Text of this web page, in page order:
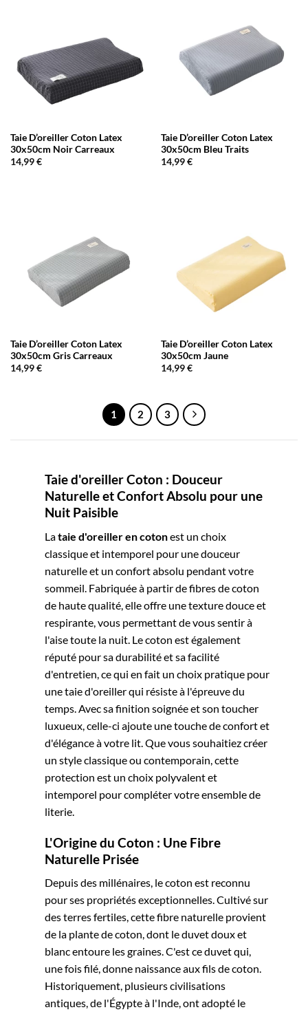
Taie D’oreiller Coton Latex
30x50cm Noir Carreaux
14,99€
Taie D’oreiller Coton Latex
30x50cm Bleu Traits
14,99€
Taie D’oreiller Coton Latex
30x50cm Gris Carreaux
14,99€
Taie D’oreiller Coton Latex
30x50cm Jaune
14,99€
1 2 3
Taie d'oreiller Coton : Douceur
Naturelle et Confort Absolu pour une
Nuit Paisible
Lataie d'oreiller en cotonest un choix
classique et intemporel pour une douceur
naturelle et un confort absolu pendant votre
sommeil. Fabriquée à partir de fibres de coton
de haute qualité, elle offre une texture douce et
respirante, vous permettant de vous sentir à
l'aise toute la nuit. Le coton est également
réputé pour sa durabilité et sa facilité
d'entretien, ce qui en fait un choix pratique pour
une taie d'oreiller qui résiste à l'épreuve du
temps. Avec sa finition soignée et son toucher
luxueux, celle-ci ajoute une touche de confort et
d'élégance à votre lit. Que vous souhaitiez créer
un style classique ou contemporain, cette
protection est un choix polyvalent et
intemporel pour compléter votre ensemble de
literie.
L'Origine du Coton : Une Fibre
Naturelle Prisée
Depuis des millénaires, le coton est reconnu
pour ses propriétés exceptionnelles. Cultivé sur
des terres fertiles, cette fibre naturelle provient
de la plante de coton, dont le duvet doux et
blanc entoure les graines. C'est ce duvet qui,
une fois filé, donne naissance aux fils de coton.
Historiquement, plusieurs civilisations
antiques, de l'Égypte à l'Inde, ont adopté le